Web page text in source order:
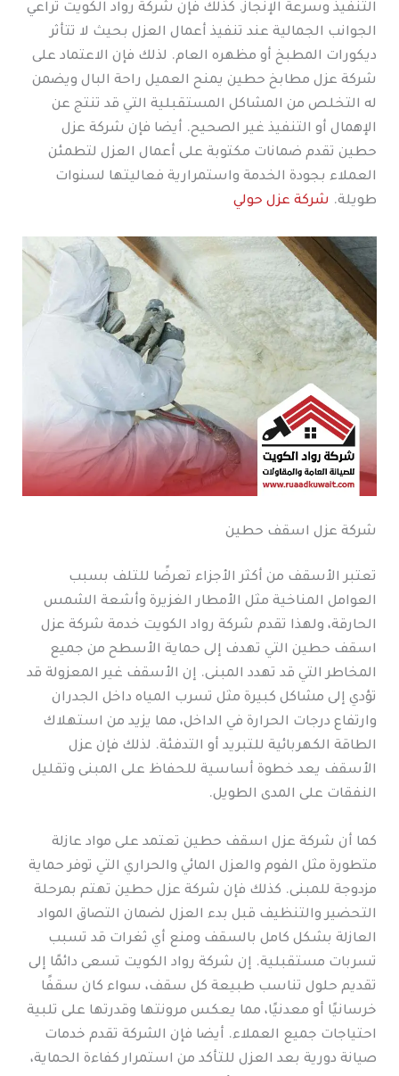
التنفيذ وسرعة الإنجاز. كذلك فإن شركة رواد الكويت تراعي
الجوانب الجمالية عند تنفيذ أعمال العزل بحيث لا تتأثر
ديكورات المطبخ أو مظهره العام. لذلك فإن الاعتماد على
شركة عزل مطابخ حطين يمنح العميل راحة البال ويضمن
له التخلص من المشاكل المستقبلية التي قد تنتج عن
الإهمال أو التنفيذ غير الصحيح. أيضا فإن شركة عزل
حطين تقدم ضمانات مكتوبة على أعمال العزل لتطمئن
العملاء بجودة الخدمة واستمرارية فعاليتها لسنوات
طويلة. شركة عزل حولي
شركة عزل اسقف حطين
تعتبر الأسقف من أكثر الأجزاء تعرضًا للتلف بسبب
العوامل المناخية مثل الأمطار الغزيرة وأشعة الشمس
الحارقة، ولهذا تقدم شركة رواد الكويت خدمة شركة عزل
اسقف حطين التي تهدف إلى حماية الأسطح من جميع
المخاطر التي قد تهدد المبنى. إن الأسقف غير المعزولة قد
تؤدي إلى مشاكل كبيرة مثل تسرب المياه داخل الجدران
وارتفاع درجات الحرارة في الداخل، مما يزيد من استهلاك
الطاقة الكهربائية للتبريد أو التدفئة. لذلك فإن عزل
الأسقف يعد خطوة أساسية للحفاظ على المبنى وتقليل
النفقات على المدى الطويل.
كما أن شركة عزل اسقف حطين تعتمد على مواد عازلة
متطورة مثل الفوم والعزل المائي والحراري التي توفر حماية
مزدوجة للمبنى. كذلك فإن شركة عزل حطين تهتم بمرحلة
التحضير والتنظيف قبل بدء العزل لضمان التصاق المواد
العازلة بشكل كامل بالسقف ومنع أي ثغرات قد تسبب
تسربات مستقبلية. إن شركة رواد الكويت تسعى دائمًا إلى
تقديم حلول تناسب طبيعة كل سقف، سواء كان سقفًا
خرسانيًا أو معدنيًا، مما يعكس مرونتها وقدرتها على تلبية
احتياجات جميع العملاء. أيضا فإن الشركة تقدم خدمات
صيانة دورية بعد العزل للتأكد من استمرار كفاءة الحماية،